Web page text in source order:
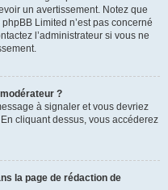
un avertissement. Notez que
Limited n’est pas concerné
l’administrateur si vous ne
?
à signaler et vous devriez
cliquant dessus, vous accéderez
la page de rédaction de